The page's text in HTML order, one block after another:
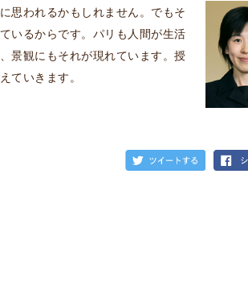
思われるかもしれません。でもそ
いるからです。パリも人間が生活
景観にもそれが現れています。授
ていきます。